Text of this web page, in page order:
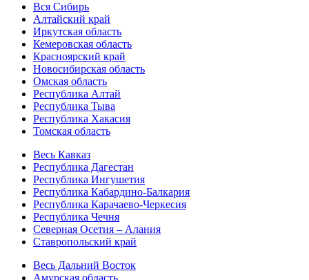
Вся Сибирь
Алтайский край
Иркутская область
Кемеровская область
Красноярский край
Новосибирская область
Омская область
Республика Алтай
Республика Тыва
Республика Хакасия
Томская область
Весь Кавказ
Республика Дагестан
Республика Ингушетия
Республика Кабардино-Балкария
Республика Карачаево-Черкесия
Республика Чечня
Северная Осетия – Алания
Ставропольский край
Весь Дальний Восток
Амурская область